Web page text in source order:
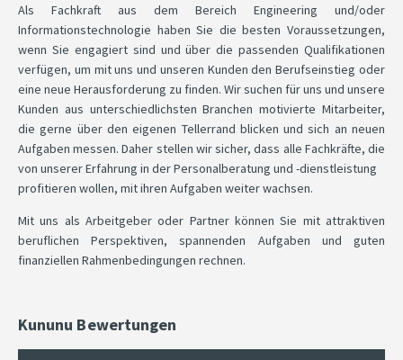
Als Fachkraft aus dem Bereich Engineering und/oder
Informationstechnologie haben Sie die besten Voraussetzungen,
wenn Sie engagiert sind und über die passenden Qualifikationen
verfügen, um mit uns und unseren Kunden den Berufseinstieg oder
eine neue Herausforderung zu finden. Wir suchen für uns und unsere
Kunden aus unterschiedlichsten Branchen motivierte Mitarbeiter,
die gerne über den eigenen Tellerrand blicken und sich an neuen
Aufgaben messen. Daher stellen wir sicher, dass alle Fachkräfte, die
von unserer Erfahrung in der Personalberatung und -dienstleistung
profitieren wollen, mit ihren Aufgaben weiter wachsen.
Mit uns als Arbeitgeber oder Partner können Sie mit attraktiven
beruflichen Perspektiven, spannenden Aufgaben und guten
finanziellen Rahmenbedingungen rechnen.
Kununu Bewertungen